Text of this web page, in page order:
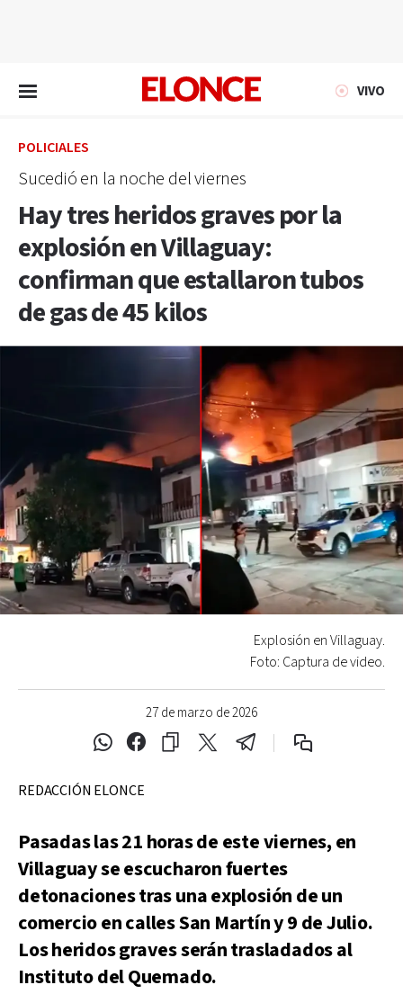
VIVO
POLICIALES
Sucedió en la noche del viernes
Hay tres heridos graves por la
explosión en Villaguay:
confirman que estallaron tubos
de gas de 45 kilos
27 de marzo de 2026
Explosión en Villaguay.
Foto: Captura de video.
REDACCIÓN ELONCE
Pasadas las 21 horas de este viernes, en
Villaguay se escucharon fuertes
detonaciones tras una explosión de un
comercio en calles San Martín y 9 de Julio.
Los heridos graves serán trasladados al
Instituto del Quemado.